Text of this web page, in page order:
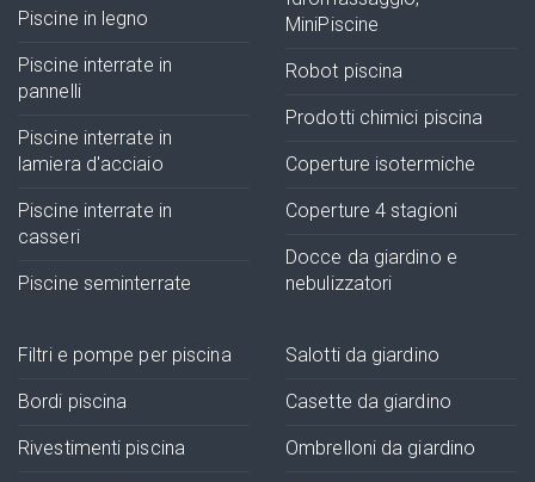
Piscine in legno
Piscine interrate in
pannelli
Piscine interrate in
lamiera d'acciaio
Piscine interrate in
casseri
Piscine seminterrate
MiniPiscine
Robot piscina
Prodotti chimici piscina
Coperture isotermiche
Coperture 4 stagioni
Docce da giardino e
nebulizzatori
Filtri e pompe per piscina
Bordi piscina
Rivestimenti piscina
Salotti da giardino
Casette da giardino
Ombrelloni da giardino